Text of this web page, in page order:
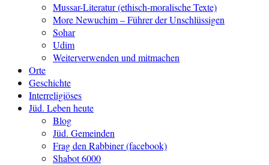
Mussar-Literatur (ethisch-moralische Texte)
More Newuchim – Führer der Unschlüssigen
Sohar
Udim
Weiterverwenden und mitmachen
Orte
Geschichte
Interreligiöses
Jüd. Leben heute
Blog
Jüd. Gemeinden
Frag den Rabbiner (facebook)
Shabot 6000